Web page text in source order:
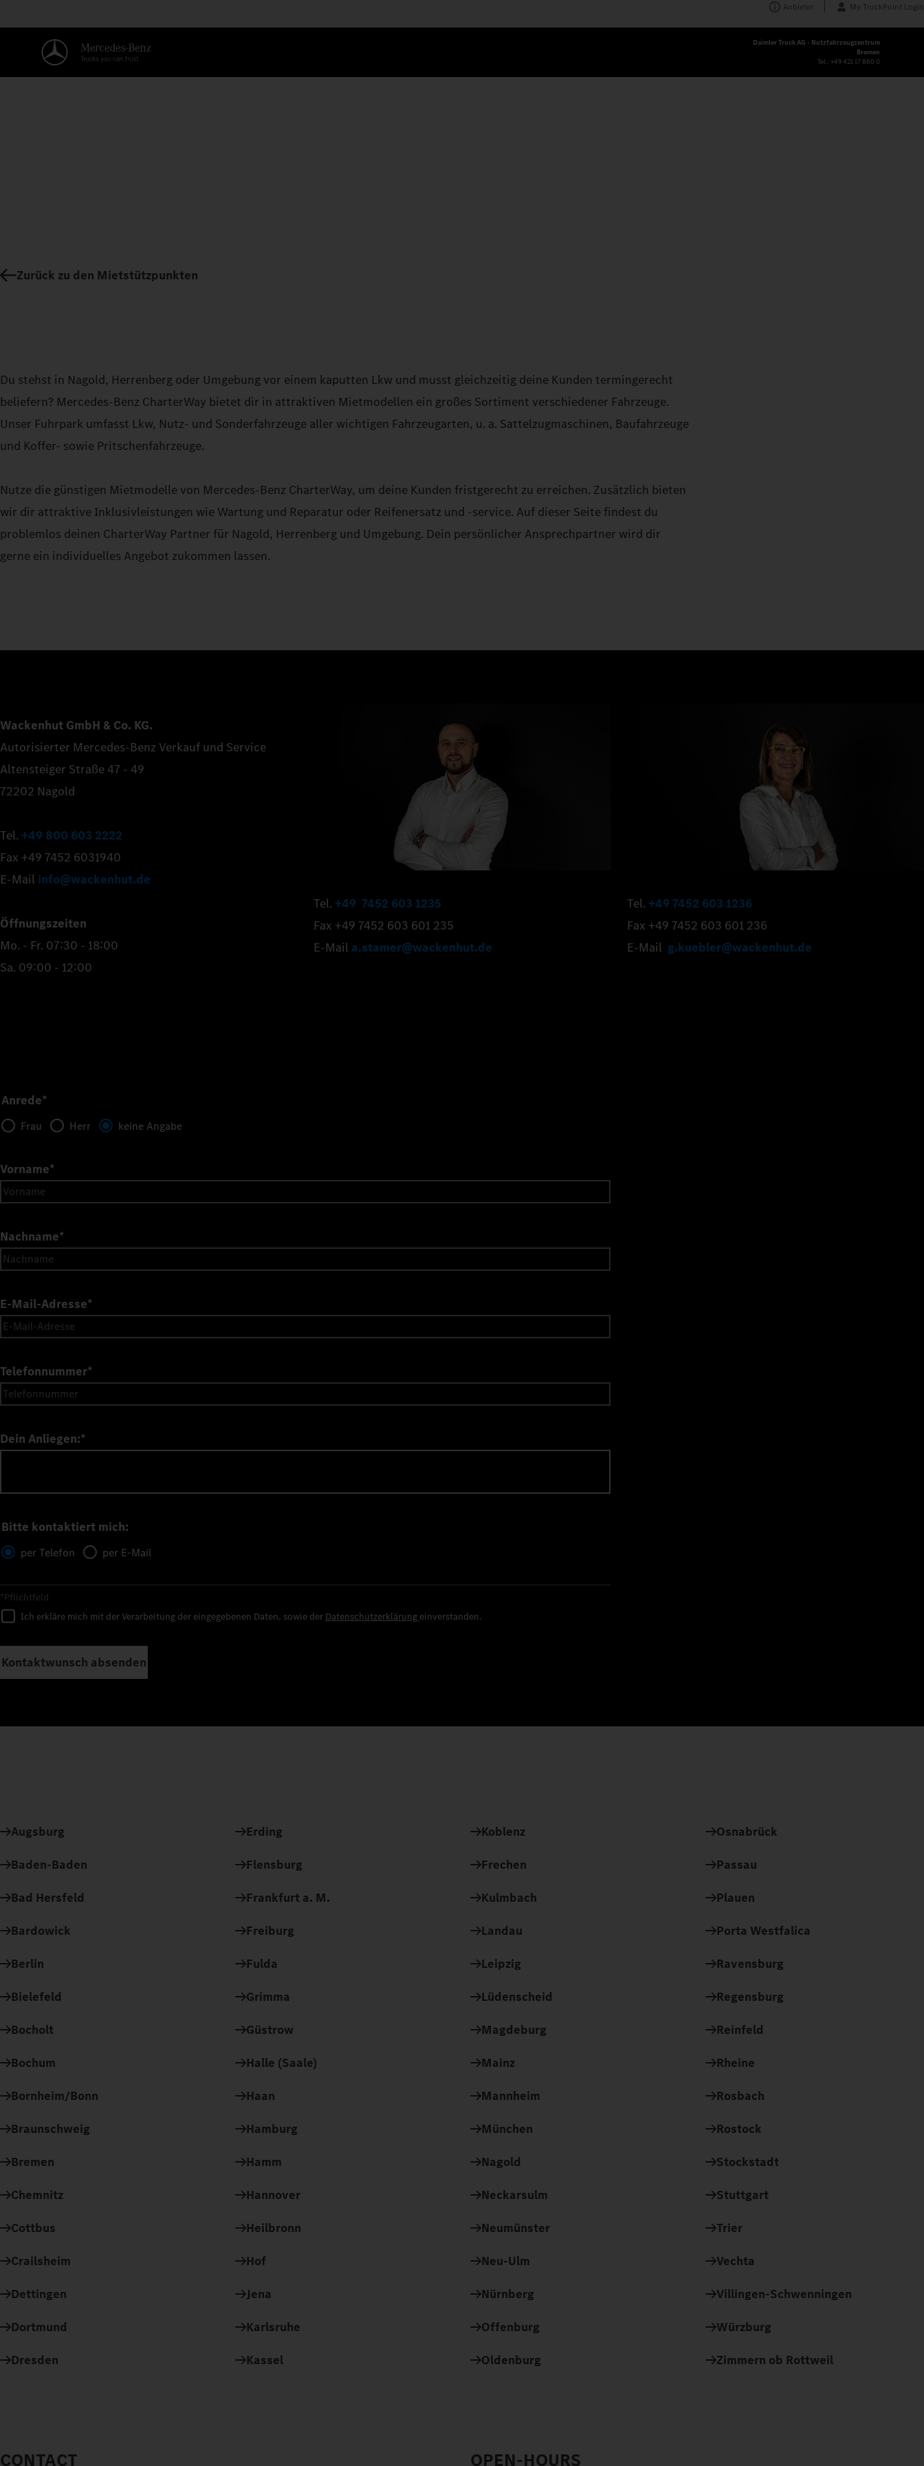
Anbieter My TruckPoint Login
Daimler Truck AG - Nutzfahrzeugzentrum
Bremen
Tel.: +49 421 17 860 0
Zurück zu den Mietstützpunkten
Du stehst in Nagold, Herrenberg oder Umgebung vor einem kaputten Lkw und musst gleichzeitig deine Kunden termingerecht
beliefern? Mercedes-Benz CharterWay bietet dir in attraktiven Mietmodellen ein großes Sortiment verschiedener Fahrzeuge.
Unser Fuhrpark umfasst Lkw, Nutz- und Sonderfahrzeuge aller wichtigen Fahrzeugarten, u. a. Sattelzugmaschinen, Baufahrzeuge
und Koffer- sowie Pritschenfahrzeuge.
Nutze die günstigen Mietmodelle von Mercedes-Benz CharterWay, um deine Kunden fristgerecht zu erreichen. Zusätzlich bieten
wir dir attraktive Inklusivleistungen wie Wartung und Reparatur oder Reifenersatz und -service. Auf dieser Seite findest du
problemlos deinen CharterWay Partner für Nagold, Herrenberg und Umgebung. Dein persönlicher Ansprechpartner wird dir
gerne ein individuelles Angebot zukommen lassen.
Wackenhut GmbH & Co. KG.
Autorisierter Mercedes-Benz Verkauf und Service
Altensteiger Straße 47 - 49
72202 Nagold
Tel. +49 800 603 2222
Fax +49 7452 6031940
E-Mail info@wackenhut.de
Öffnungszeiten
Mo. - Fr. 07:30 - 18:00
Sa. 09:00 - 12:00
Tel. +49 7452 603 1235
Fax +49 7452 603 601 235
E-Mail a.stamer@wackenhut.de
Tel. +49 7452 603 1236
Fax +49 7452 603 601 236
E-Mail g.kuebler@wackenhut.de
Anrede*
Frau Herr keine Angabe
Vorname*
Nachname*
E-Mail-Adresse*
Telefonnummer*
Dein Anliegen:*
Bitte kontaktiert mich:
per Telefon per E-Mail
*Pflichtfeld
Ich erkläre mich mit der Verarbeitung der eingegebenen Daten, sowie der Datenschutzerklärung einverstanden.
Kontaktwunsch absenden
Augsburg
Baden-Baden
Bad Hersfeld
Bardowick
Berlin
Bielefeld
Bocholt
Bochum
Bornheim/Bonn
Braunschweig
Bremen
Chemnitz
Cottbus
Crailsheim
Dettingen
Dortmund
Dresden
Erding
Flensburg
Frankfurt a. M.
Freiburg
Fulda
Grimma
Güstrow
Halle (Saale)
Haan
Hamburg
Hamm
Hannover
Heilbronn
Hof
Jena
Karlsruhe
Kassel
Koblenz
Frechen
Kulmbach
Landau
Leipzig
Lüdenscheid
Magdeburg
Mainz
Mannheim
München
Nagold
Neckarsulm
Neumünster
Neu-Ulm
Nürnberg
Offenburg
Oldenburg
Osnabrück
Passau
Plauen
Porta Westfalica
Ravensburg
Regensburg
Reinfeld
Rheine
Rosbach
Rostock
Stockstadt
Stuttgart
Trier
Vechta
Villingen-Schwenningen
Würzburg
Zimmern ob Rottweil
CONTACT OPEN-HOURS